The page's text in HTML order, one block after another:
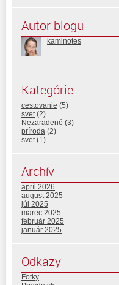
Autor blogu
kaminotes
Kategórie
cestovanie (5)
svet(2)
Nezaradené (3)
príroda (2)
svet(1)
Archív
apríl 2026
august 2025
júl 2025
marec 2025
február 2025
január 2025
Odkazy
Fotky